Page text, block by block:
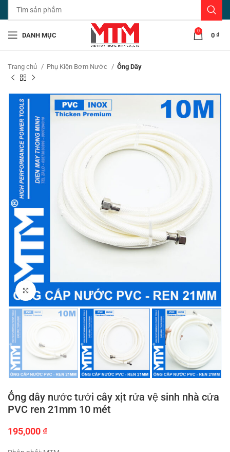
DANH MỤC
0
0 ₫
Trang chủ Phụ Kiện Bơm Nước Ống Dây
Click to enlarge
Ống dây nước tưới cây xịt rửa vệ sinh nhà cửa
PVC ren 21mm 10 mét
195,000 ₫